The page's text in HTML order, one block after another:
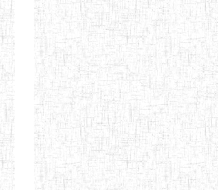
ENI
Chercher:
Effacer les filtres
Denomination
Type